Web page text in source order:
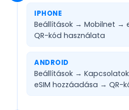
IPHONE
Beállítások → Mobilnet →
QR-kód használata
ANDROID
Beállítások →
eSIM hozzáadása → QR-